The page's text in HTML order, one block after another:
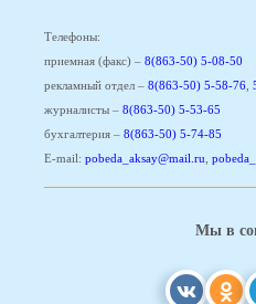
Телефоны:
приемная (факс) – 8(863-50) 5-08-50
рекламный отдел – 8(863-50) 5-58-76
журналисты – 8(863-50) 5-53-65
бухгалтерия – 8(863-50) 5-74-85
E-mail: pobeda_aksay@mail.ru
Мы в